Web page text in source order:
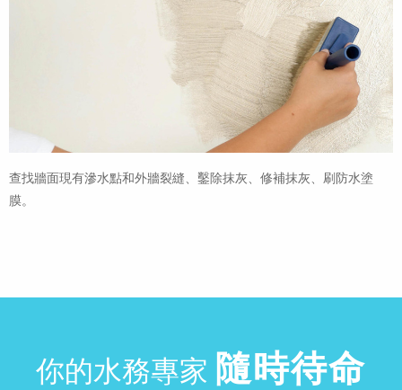
查找牆面現有滲水點和外牆裂縫、鑿除抹灰、修補抹灰、刷防水塗
膜。
你的水務專家 隨時待命